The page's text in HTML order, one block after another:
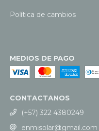
Política de cambios
MEDIOS DE PAGO
CONTACTANOS
(+57) 322 4380249
enmisolar@gmail.com